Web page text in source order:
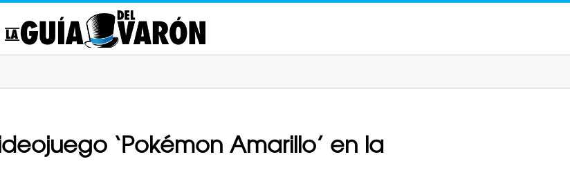
‘Pokémon Amarillo’ en la